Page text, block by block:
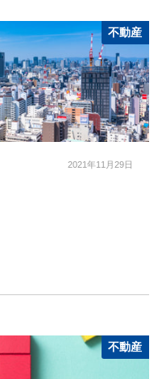
不動産
2021年11月29日
不動産